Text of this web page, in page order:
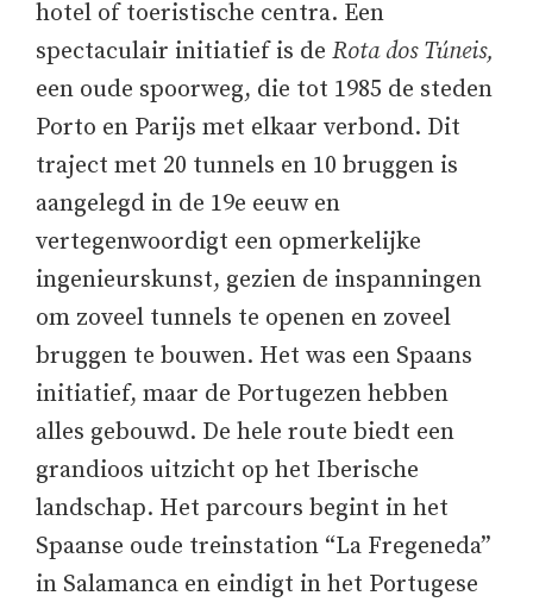
hotel of toeristische centra. Een
spectaculair initiatief is de Rota dos Túneis,
een oude spoorweg, die tot 1985 de steden
Porto en Parijs met elkaar verbond. Dit
traject met 20 tunnels en 10 bruggen is
aangelegd in de 19e eeuw en
vertegenwoordigt een opmerkelijke
ingenieurskunst, gezien de inspanningen
om zoveel tunnels te openen en zoveel
bruggen te bouwen. Het was een Spaans
initiatief, maar de Portugezen hebben
alles gebouwd. De hele route biedt een
grandioos uitzicht op het Iberische
landschap. Het parcours begint in het
Spaanse oude treinstation “La Fregeneda”
in Salamanca en eindigt in het Portugese